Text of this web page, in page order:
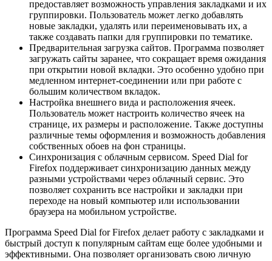
предоставляет возможность управления закладками и их
группировки. Пользователь может легко добавлять
новые закладки, удалять или переименовывать их, а
также создавать папки для группировки по тематике.
Предварительная загрузка сайтов. Программа позволяет
загружать сайты заранее, что сокращает время ожидания
при открытии новой вкладки. Это особенно удобно при
медленном интернет-соединении или при работе с
большим количеством вкладок.
Настройка внешнего вида и расположения ячеек.
Пользователь может настроить количество ячеек на
странице, их размеры и расположение. Также доступны
различные темы оформления и возможность добавления
собственных обоев на фон страницы.
Синхронизация с облачным сервисом. Speed Dial for
Firefox поддерживает синхронизацию данных между
разными устройствами через облачный сервис. Это
позволяет сохранить все настройки и закладки при
переходе на новый компьютер или использовании
браузера на мобильном устройстве.
Программа Speed Dial for Firefox делает работу с закладками и
быстрый доступ к популярным сайтам еще более удобными и
эффективными. Она позволяет организовать свою личную